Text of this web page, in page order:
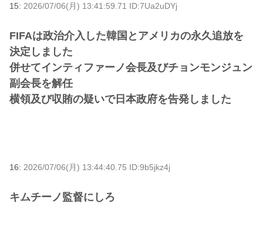
15: 2026/07/06(月) 13:41:59.71 ID:7Ua2uDYj
FIFAは政治介入した韓国とアメリカの永久追放を
決定しました
併せてインティファーノ会長及びチョンモンジュン
副会長を解任
横領及び収賄の疑いで日本政府を告発しました
16: 2026/07/06(月) 13:44:40.75 ID:9b5jkz4j
キムチーノ監督にしろ